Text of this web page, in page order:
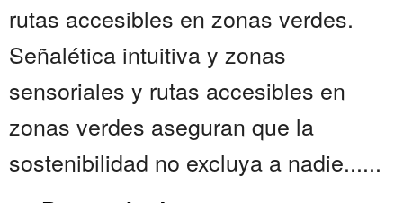
rutas accesibles en zonas verdes.
Señalética intuitiva y zonas
sensoriales y rutas accesibles en
zonas verdes aseguran que la
sostenibilidad no excluya a nadie......